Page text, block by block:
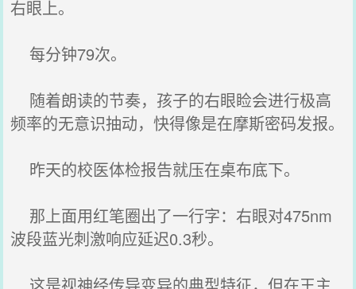
右眼上。
每分钟79次。
随着朗读的节奏，孩子的右眼睑会进行极高
频率的无意识抽动，快得像是在摩斯密码发报。
昨天的校医体检报告就压在桌布底下。
那上面用红笔圈出了一行字：右眼对475nm
波段蓝光刺激响应延迟0.3秒。